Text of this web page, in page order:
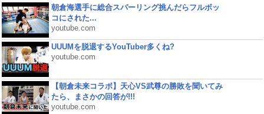
朝倉海選手に総合スパーリング挑んだらフルボッ
コにされた...
youtube.com
UUUMを脱退するYouTuber多くね?
youtube.com
【朝倉未来コラボ】天心VS武尊の勝敗を聞いてみ
たら、まさかの回答が!!!
youtube.com